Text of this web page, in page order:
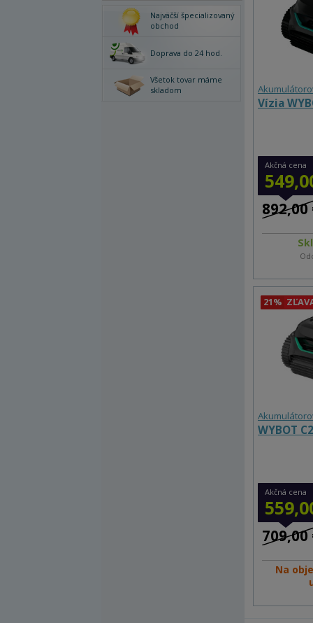
Najväčší špecializovaný
obchod
Doprava do 24 hod.
Všetok tovar máme
skladom
Vízia
Akčná cena
892,00
21%
WYBOT C2
Akčná cena
709,00
Na